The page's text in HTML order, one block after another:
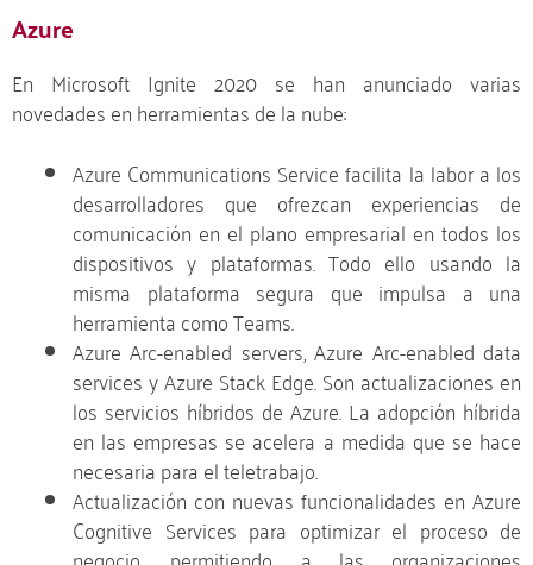
Azure
En Microsoft Ignite 2020 se han anunciado varias
novedades en herramientas de la nube:
Azure Communications Service facilita la labor a los
desarrolladores que ofrezcan experiencias de
comunicación en el plano empresarial en todos los
dispositivos y plataformas. Todo ello usando la
misma plataforma segura que impulsa a una
herramienta como Teams.
Azure Arc-enabled servers, Azure Arc-enabled data
services y Azure Stack Edge. Son actualizaciones en
los servicios híbridos de Azure. La adopción híbrida
en las empresas se acelera a medida que se hace
necesaria para el teletrabajo.
Actualización con nuevas funcionalidades en Azure
Cognitive Services para optimizar el proceso de